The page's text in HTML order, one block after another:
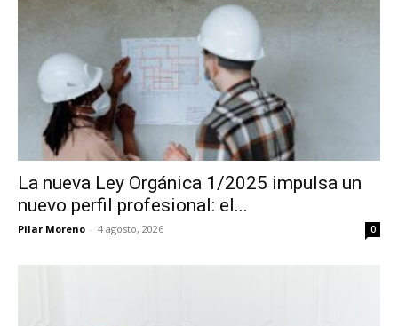
La nueva Ley Orgánica 1/2025 impulsa un
nuevo perfil profesional: el...
Pilar Moreno - 4 agosto, 2026 0